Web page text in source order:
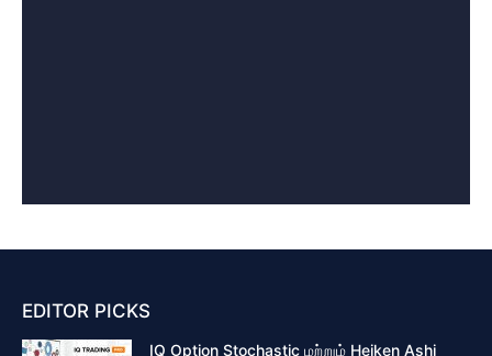
EDITOR PICKS
IQ Option Stochastic மற்றும் Heiken Ashi